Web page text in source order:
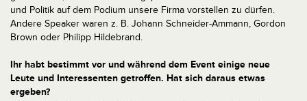
und Politik auf dem Podium unsere Firma vorstellen zu dürfen.
Andere Speaker waren z. B. Johann Schneider-Ammann, Gordon
Brown oder Philipp Hildebrand.
Ihr habt bestimmt vor und während dem Event einige neue
Leute und Interessenten getroffen. Hat sich daraus etwas
ergeben?